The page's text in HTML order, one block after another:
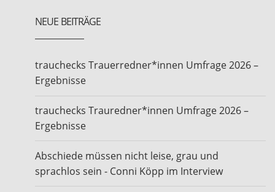
NEUE BEITRÄGE
trauchecks Trauerredner*innen Umfrage 2026 –
Ergebnisse
trauchecks Trauredner*innen Umfrage 2026 –
Ergebnisse
Abschiede müssen nicht leise, grau und
sprachlos sein - Conni Köpp im Interview